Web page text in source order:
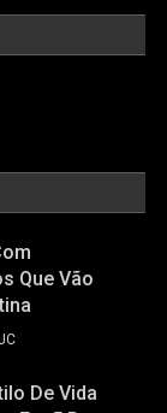
Que Vão
De Vida